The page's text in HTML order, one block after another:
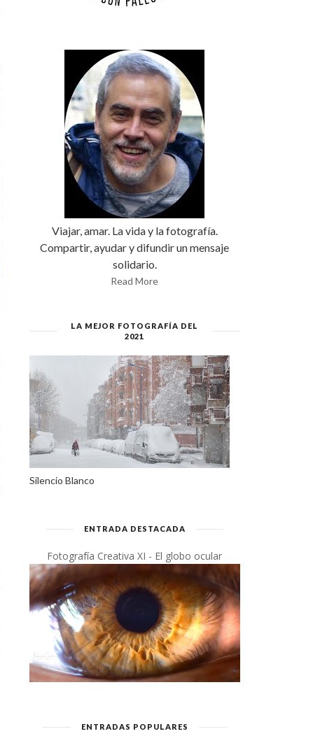
Viajar, amar. La vida y la fotografía.
Compartir, ayudar y difundir un mensaje
solidario.
Read More
LA MEJOR FOTOGRAFÍA DEL
2021
Silencio Blanco
ENTRADA DESTACADA
Fotografía Creativa XI - El globo ocular
ENTRADAS POPULARES